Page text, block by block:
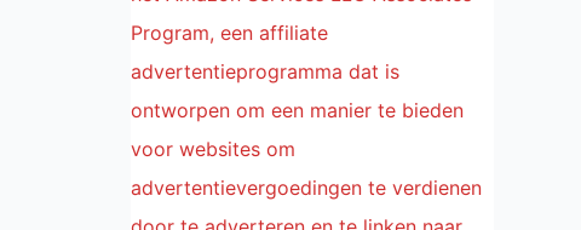
Program, een affiliate
advertentieprogramma dat is
ontworpen om een manier te bieden
voor websites om
advertentievergoedingen te verdienen